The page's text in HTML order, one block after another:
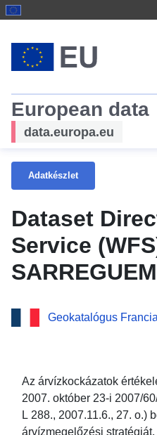
European data
data.europa.eu
Adatkészlet
Dataset
Service
választéka]
irányelv
kapcsolatos
táblázata.
Geokatalógus
Az árvízkockázatok
2007. október 23-i 2007/
L 288., 2007.11.6., 27. o.)
árvízmegelőzési